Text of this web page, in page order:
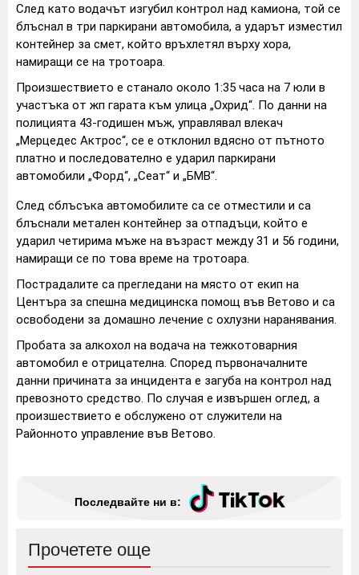
След като водачът изгубил контрол над камиона, той се
блъснал в три паркирани автомобила, а ударът изместил
контейнер за смет, който връхлетял върху хора,
намиращи се на тротоара.
Произшествието е станало около 1:35 часа на 7 юли в
участъка от жп гарата към улица „Охрид“. По данни на
полицията 43-годишен мъж, управлявал влекач
„Мерцедес Актрос“, се е отклонил вдясно от пътното
платно и последователно е ударил паркирани
автомобили „Форд“, „Сеат“ и „БМВ“.
След сблъсъка автомобилите са се отместили и са
блъснали метален контейнер за отпадъци, който е
ударил четирима мъже на възраст между 31 и 56 години,
намиращи се по това време на тротоара.
Пострадалите са прегледани на място от екип на
Центъра за спешна медицинска помощ във Ветово и са
освободени за домашно лечение с охлузни наранявания.
Пробата за алкохол на водача на тежкотоварния
автомобил е отрицателна. Според първоначалните
данни причината за инцидента е загуба на контрол над
превозното средство. По случая е извършен оглед, а
произшествието е обслужено от служители на
Районното управление във Ветово.
Последвайте ни в:
Прочетете още